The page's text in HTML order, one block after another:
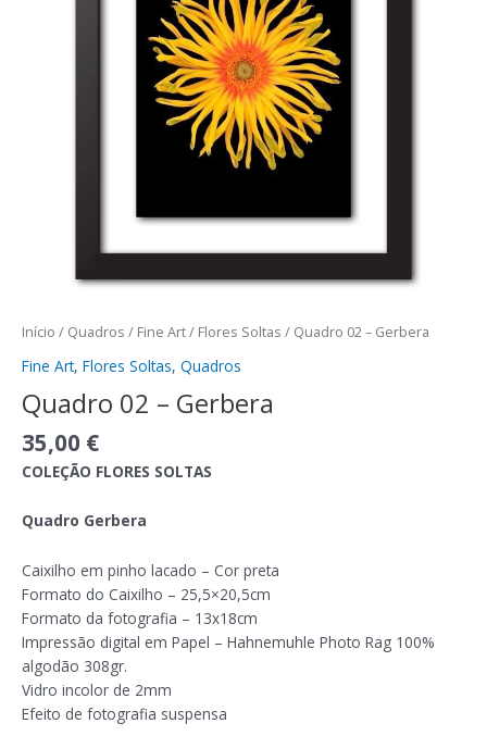
Início / Quadros / Fine Art/ Flores Soltas / Quadro 02 – Gerbera
Fine Art, Flores Soltas, Quadros
Quadro 02 – Gerbera
35,00 €
COLEÇÃO FLORES SOLTAS
Quadro Gerbera
Caixilho em pinho lacado – Cor preta
Formato do Caixilho – 25,5×20,5cm
Formato da fotografia – 13x18cm
Impressão digital em Papel – Hahnemuhle Photo Rag 100%
algodão 308gr.
Vidro incolor de 2mm
Efeito de fotografia suspensa